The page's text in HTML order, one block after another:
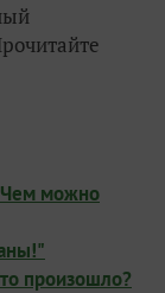
Чем можно
произошло?